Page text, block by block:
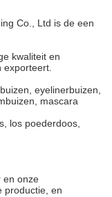
Co., Ltd is de een
kwaliteit en
eyelinerbuizen,
mascara
los poederdoos,
en onze
productie, en